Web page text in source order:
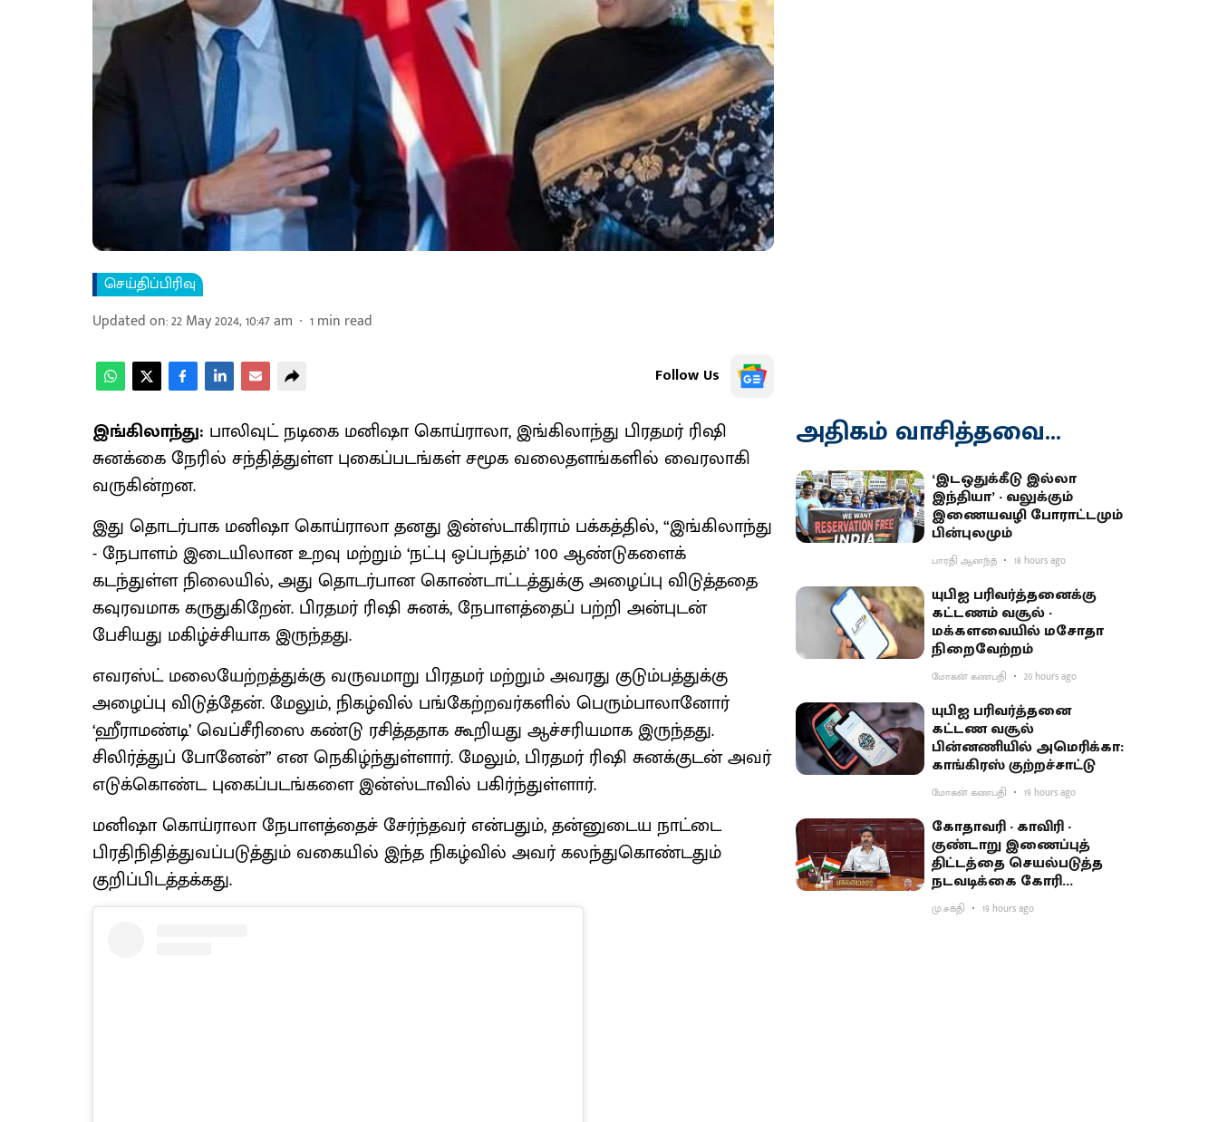
செய்திப்பிரிவு
Updated on:22 May 2024, 10:47 am 1min read
Follow Us
இங்கிலாந்து: பாலிவுட் நடிகை மனிஷா கொய்ராலா, இங்கிலாந்து பிரதமர் ரிஷி
சுனக்கை நேரில் சந்தித்துள்ள புகைப்படங்கள் சமூக வலைதளங்களில் வைரலாகி
வருகின்றன.
இது தொடர்பாக மனிஷா கொய்ராலா தனது இன்ஸ்டாகிராம் பக்கத்தில், “இங்கிலாந்து
- நேபாளம் இடையிலான உறவு மற்றும் ‘நட்பு ஒப்பந்தம்’ 100 ஆண்டுகளைக்
கடந்துள்ள நிலையில், அது தொடர்பான கொண்டாட்டத்துக்கு அழைப்பு விடுத்ததை
கவுரவமாக கருதுகிறேன். பிரதமர் ரிஷி சுனக், நேபாளத்தைப் பற்றி அன்புடன்
பேசியது மகிழ்ச்சியாக இருந்தது.
எவரஸ்ட் மலையேற்றத்துக்கு வருவமாறு பிரதமர் மற்றும் அவரது குடும்பத்துக்கு
அழைப்பு விடுத்தேன். மேலும், நிகழ்வில் பங்கேற்றவர்களில் பெரும்பாலானோர்
‘ஹீராமண்டி’ வெப்சீரிஸை கண்டு ரசித்ததாக கூறியது ஆச்சரியமாக இருந்தது.
சிலிர்த்துப் போனேன்” என நெகிழ்ந்துள்ளார். மேலும், பிரதமர் ரிஷி சுனக்குடன் அவர்
எடுக்கொண்ட புகைப்படங்களை இன்ஸ்டாவில் பகிர்ந்துள்ளார்.
மனிஷா கொய்ராலா நேபாளத்தைச் சேர்ந்தவர் என்பதும், தன்னுடைய நாட்டை
பிரதிநிதித்துவப்படுத்தும் வகையில் இந்த நிகழ்வில் அவர் கலந்துகொண்டதும்
குறிப்பிடத்தக்கது.
அதிகம் வாசித்தவை...
‘இடஒதுக்கீடு இல்லா
இந்தியா’ - வலுக்கும்
இணையவழி போராட்டமும்
பின்புலமும்
பாரதி ஆனந்த் 18 hours ago
யுபிஐ பரிவர்த்தனைக்கு
கட்டணம் வசூல் -
மக்களவையில் மசோதா
நிறைவேற்றம்
மோகன் கணபதி 20 hours ago
யுபிஐ பரிவர்த்தனை
கட்டண வசூல்
பின்னணியில் அமெரிக்கா:
காங்கிரஸ் குற்றச்சாட்டு
மோகன் கணபதி 19 hours ago
கோதாவரி - காவிரி -
குண்டாறு இணைப்புத்
திட்டத்தை செயல்படுத்த
நடவடிக்கை கோரி
பிரதமருக்கு முதல்வர்
விஜய் கடிதம்
மு.சக்தி 19 hours ago